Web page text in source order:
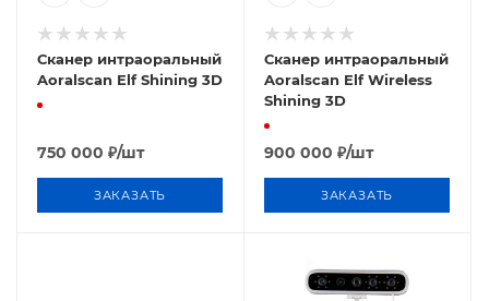
Сканер интраоральный
Aoralscan Elf Shining 3D
750 000 ₽/шт
ЗАКАЗАТЬ
Сканер интраоральный
Aoralscan Elf Wireless
Shining 3D
900 000 ₽/шт
ЗАКАЗАТЬ